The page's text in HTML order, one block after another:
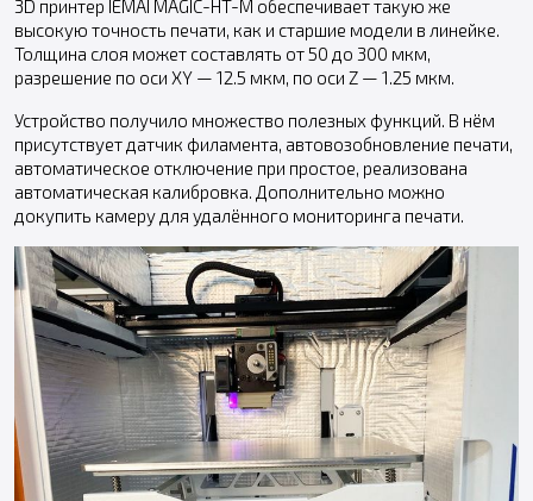
3D принтер IEMAI MAGIC-HT-M обеспечивает такую же
высокую точность печати, как и старшие модели в линейке.
Толщина слоя может составлять от 50 до 300 мкм,
разрешение по оси XY — 12.5 мкм, по оси Z — 1.25 мкм.
Устройство получило множество полезных функций. В нём
присутствует датчик филамента, автовозобновление печати,
автоматическое отключение при простое, реализована
автоматическая калибровка. Дополнительно можно
докупить камеру для удалённого мониторинга печати.